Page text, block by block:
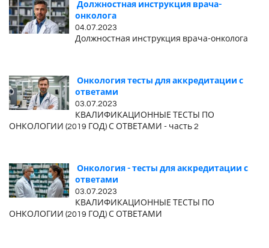
Должностная инструкция врача-
онколога
04.07.2023
Должностная инструкция врача-онколога
Онкология тесты для аккредитации с
ответами
03.07.2023
КВАЛИФИКАЦИОННЫЕ ТЕСТЫ ПО
ОНКОЛОГИИ (2019 ГОД) С ОТВЕТАМИ - часть 2
Онкология - тесты для аккредитации с
ответами
03.07.2023
КВАЛИФИКАЦИОННЫЕ ТЕСТЫ ПО
ОНКОЛОГИИ (2019 ГОД) С ОТВЕТАМИ